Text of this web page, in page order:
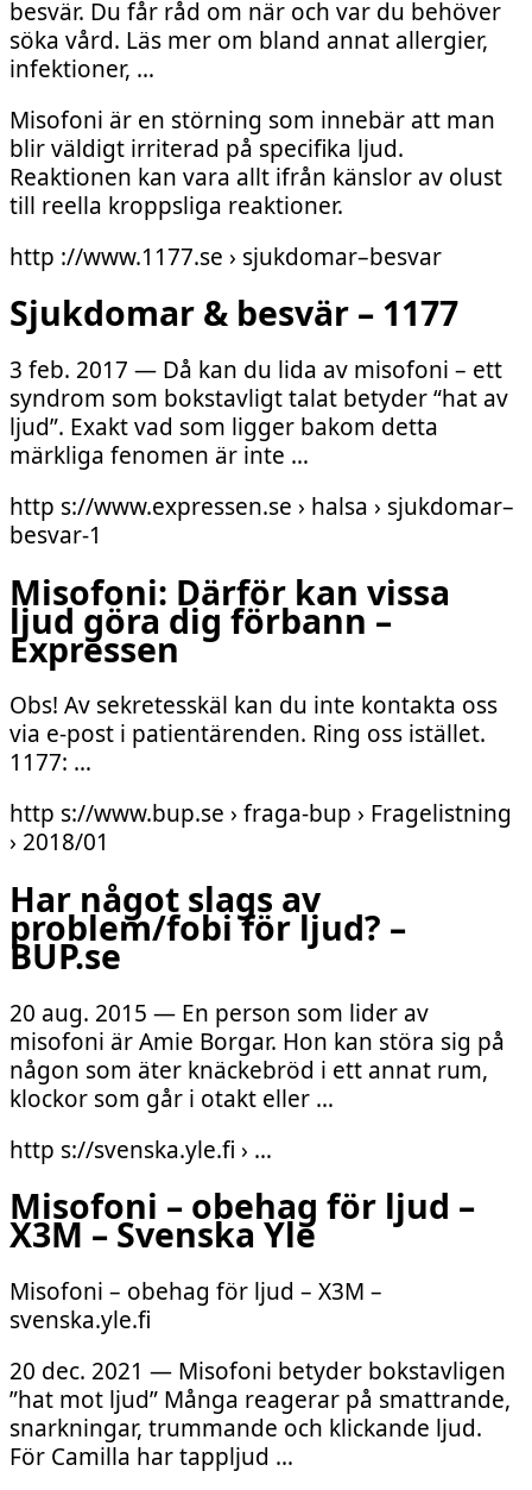
besvär. Du får råd om när och var du behöver
söka vård. Läs mer om bland annat allergier,
infektioner, …
Misofoni är en störning som innebär att man
blir väldigt irriterad på specifika ljud.
Reaktionen kan vara allt ifrån känslor av olust
till reella kroppsliga reaktioner.
http ://www.1177.se › sjukdomar–besvar
Sjukdomar & besvär – 1177
3 feb. 2017 — Då kan du lida av misofoni – ett
syndrom som bokstavligt talat betyder “hat av
ljud”. Exakt vad som ligger bakom detta
märkliga fenomen är inte …
http s://www.expressen.se › halsa › sjukdomar–
besvar-1
Misofoni: Därför kan vissa
ljud göra dig förbann –
Expressen
Obs! Av sekretesskäl kan du inte kontakta oss
via e-post i patientärenden. Ring oss istället.
1177: …
http s://www.bup.se › fraga-bup › Fragelistning
› 2018/01
Har något slags av
problem/fobi för ljud? –
BUP.se
20 aug. 2015 — En person som lider av
misofoni är Amie Borgar. Hon kan störa sig på
någon som äter knäckebröd i ett annat rum,
klockor som går i otakt eller …
http s://svenska.yle.fi › …
Misofoni – obehag för ljud –
X3M – Svenska Yle
Misofoni – obehag för ljud – X3M –
svenska.yle.fi
20 dec. 2021 — Misofoni betyder bokstavligen
”hat mot ljud” Många reagerar på smattrande,
snarkningar, trummande och klickande ljud.
För Camilla har tappljud …